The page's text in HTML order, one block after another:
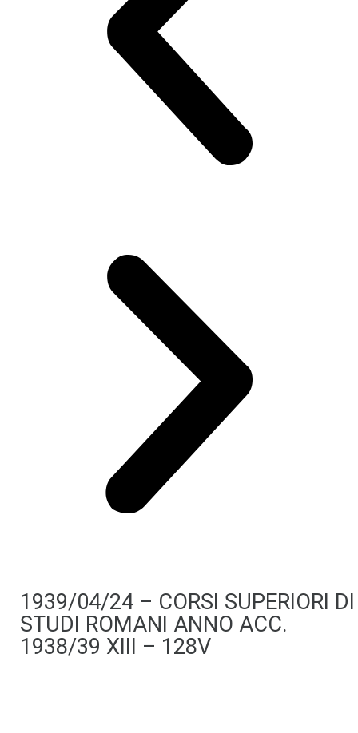
1939/04/24 – CORSI SUPERIORI DI
STUDI ROMANI ANNO ACC.
1938/39 XIII – 128V